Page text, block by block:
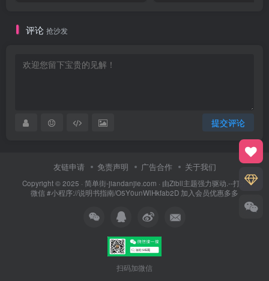
评论 抢沙发
提交评论
友链申请 免责声明 广告合作 关于我们
Copyright © 2025 · 简单街-jiandanjie.com · 由Zibll主题强力驱动.--打开
微信 #小程序://说明书指南/O5Y0unWlHkfab2D 加入会员优惠多多
扫码加微信